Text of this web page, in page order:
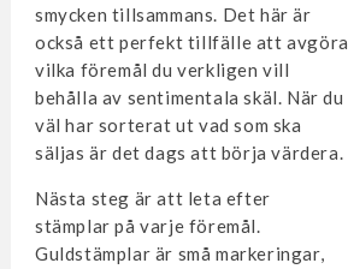
smycken tillsammans. Det här är
också ett perfekt tillfälle att avgöra
vilka föremål du verkligen vill
behålla av sentimentala skäl. När du
väl har sorterat ut vad som ska
säljas är det dags att börja värdera.
Nästa steg är att leta efter
stämplar på varje föremål.
Guldstämplar är små markeringar,